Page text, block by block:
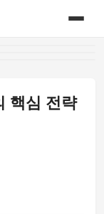
핵심 전략